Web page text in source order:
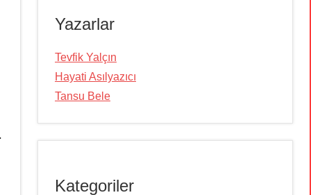
Yazarlar
Tevfik Yalçın
Hayati Asılyazıcı
Tansu Bele
Kategoriler